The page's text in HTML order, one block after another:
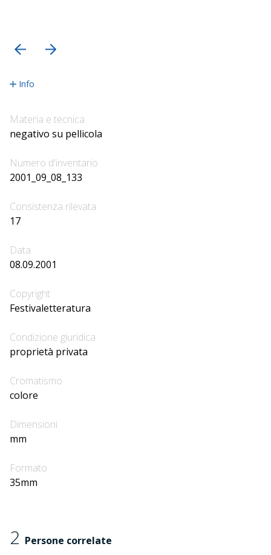
Info
Materia e tecnica
negativo su pellicola
Numero d'inventario
2001_09_08_133
Consistenza rilevata
17
Data
08.09.2001
Copyright
Festivaletteratura
Condizione giuridica
proprietà privata
Cromatismo
colore
Dimensioni
mm
Formato
35mm
2 Persone correlate